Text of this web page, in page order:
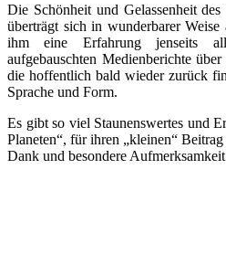
Die Schönheit und Gelassenheit
überträgt sich in wunderbarer
ihm eine Erfahrung jenseits
aufgebauschten Medienberichte
die hoffentlich bald wieder zurück
Sprache und Form.
Es gibt so viel Staunenswertes und
Planeten“, für ihren „kleinen“
Dank und besondere